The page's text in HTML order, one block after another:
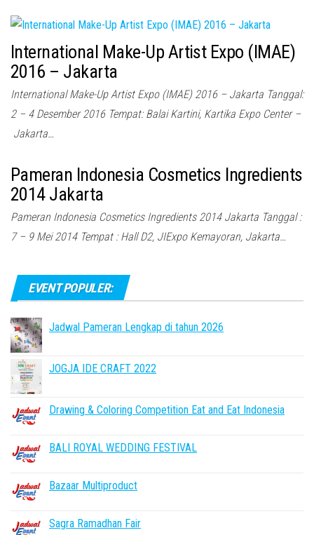
International Make-Up Artist Expo (IMAE)
2016 – Jakarta
International Make-Up Artist Expo (IMAE) 2016 – Jakarta Tanggal:
2 – 4 Desember 2016 Tempat: Balai Kartini, Kartika Expo Center –
Jakarta…
Pameran Indonesia Cosmetics Ingredients
2014 Jakarta
Pameran Indonesia Cosmetics Ingredients 2014 Jakarta Tanggal :
7 – 9 Mei 2014 Tempat : Hall D2, JIExpo Kemayoran, Jakarta…
EVENT POPULER:
Jadwal Pameran Lengkap di tahun 2026
JOGJA IDE CRAFT 2022
Drawing & Coloring Competition Eat and Eat Indonesia
BALI ROYAL WEDDING FESTIVAL
Bazaar Multiproduct
Sagra Ramadhan Fair